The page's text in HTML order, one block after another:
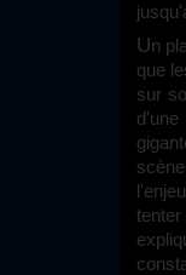
Un
que
sur